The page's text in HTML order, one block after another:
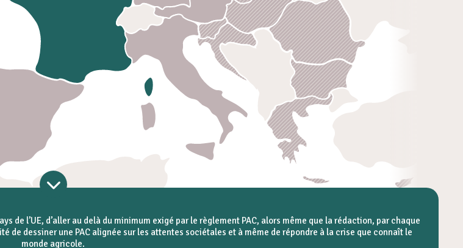
de l’UE, d’aller au delà du minimum exigé par le règlement PAC, alors même que la rédaction, par chaque
de dessiner une PAC alignée sur les attentes sociétales et à même de répondre à la crise que connaît le
monde agricole.